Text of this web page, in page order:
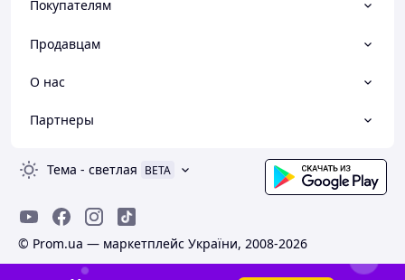
Покупателям
Продавцам
О нас
Партнеры
Тема - светлая BETA
© Prom.ua — маркетплейс України, 2008-2026